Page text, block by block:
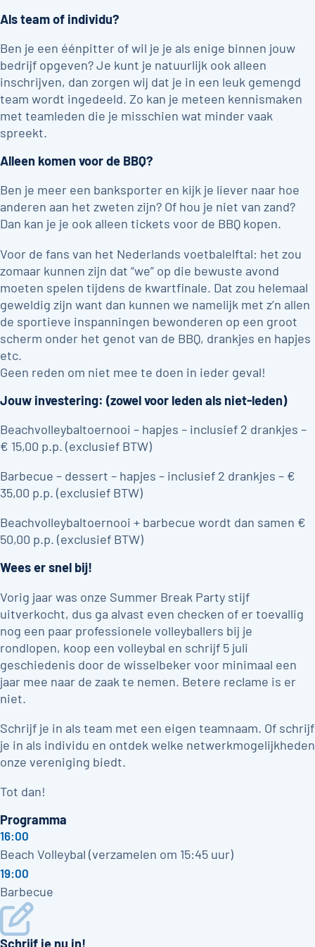
Als team of individu?
Ben je een éénpitter of wil je je als enige binnen jouw
bedrijf opgeven? Je kunt je natuurlijk ook alleen
inschrijven, dan zorgen wij dat je in een leuk gemengd
team wordt ingedeeld. Zo kan je meteen kennismaken
met teamleden die je misschien wat minder vaak
spreekt.
Alleen komen voor de BBQ?
Ben je meer een banksporter en kijk je liever naar hoe
anderen aan het zweten zijn? Of hou je niet van zand?
Dan kan je je ook alleen tickets voor de BBQ kopen.
Voor de fans van het Nederlands voetbalelftal: het zou
zomaar kunnen zijn dat “we” op die bewuste avond
moeten spelen tijdens de kwartfinale. Dat zou helemaal
geweldig zijn want dan kunnen we namelijk met z’n allen
de sportieve inspanningen bewonderen op een groot
scherm onder het genot van de BBQ, drankjes en hapjes
etc.
Geen reden om niet mee te doen in ieder geval!
Jouw investering: (zowel voor leden als niet-leden)
Beachvolleybaltoernooi – hapjes – inclusief 2 drankjes –
€ 15,00 p.p. (exclusief BTW)
Barbecue – dessert – hapjes – inclusief 2 drankjes – €
35,00 p.p. (exclusief BTW)
Beachvolleybaltoernooi + barbecue wordt dan samen €
50,00 p.p. (exclusief BTW)
Wees er snel bij!
Vorig jaar was onze Summer Break Party stijf
uitverkocht, dus ga alvast even checken of er toevallig
nog een paar professionele volleyballers bij je
rondlopen, koop een volleybal en schrijf 5 juli
geschiedenis door de wisselbeker voor minimaal een
jaar mee naar de zaak te nemen. Betere reclame is er
niet.
Schrijf je in als team met een eigen teamnaam. Of schrijf
je in als individu en ontdek welke netwerkmogelijkheden
onze vereniging biedt.
Tot dan!
Programma
16:00
Beach Volleybal (verzamelen om 15:45 uur)
19:00
Barbecue
Schrijf je nu in!